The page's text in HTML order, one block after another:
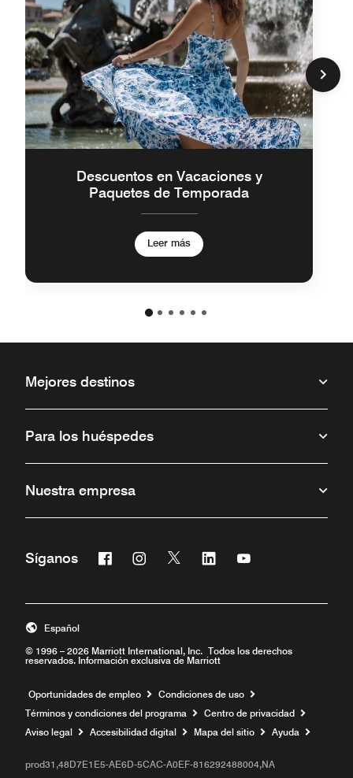
Descuentos en Vacaciones y
Paquetes de Temporada
Leer más
Mejores destinos
Para los huéspedes
Nuestra empresa
Síganos Facebook
Abre una ventana nueva
Instagram
Abre una ventana nueva
Twitter
Abre una ventana nueva
Linkedin
Abre una ventana nueva
Abre una ventana
© 1996 – 2026 Marriott International, Inc. Todos los derechos
reservados. Información exclusiva de Marriott
Español
Oportunidades de empleo Abre una ventana nueva
Condiciones de uso
Términos y condiciones del programa
Centro de privacidad
Aviso legal
Accesibilidad digital Mapa del sitio Ayuda
prod31,48D7E1E5-AE6D-5CAC-A0EF-816292488004,NA